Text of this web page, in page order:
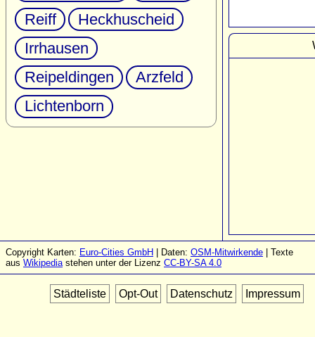
Reiff
Heckhuscheid
Irrhausen
Reipeldingen
Arzfeld
Lichtenborn
Copyright Karten: Euro-Cities GmbH | Daten: OSM-Mitwirkende | Texte
aus Wikipediastehen unter der Lizenz CC-BY-SA 4.0
Städteliste Opt-Out Datenschutz Impressum